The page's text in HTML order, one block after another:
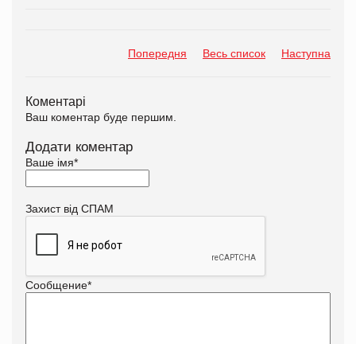
Попередня Весь список Наступна
Коментарі
Ваш коментар буде першим.
Додати коментар
Ваше імя*
Захист від СПАМ
Сообщение*